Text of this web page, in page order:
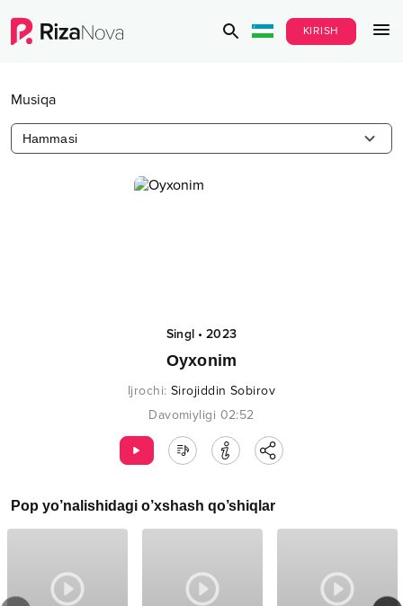
KIRISH
Musiqa
Hammasi
Singl•2023
Oyxonim
Ijrochi:Sirojiddin Sobirov
Davomiyligi 02:52
Pop yo’nalishidagi o’xshash qo’shiqlar